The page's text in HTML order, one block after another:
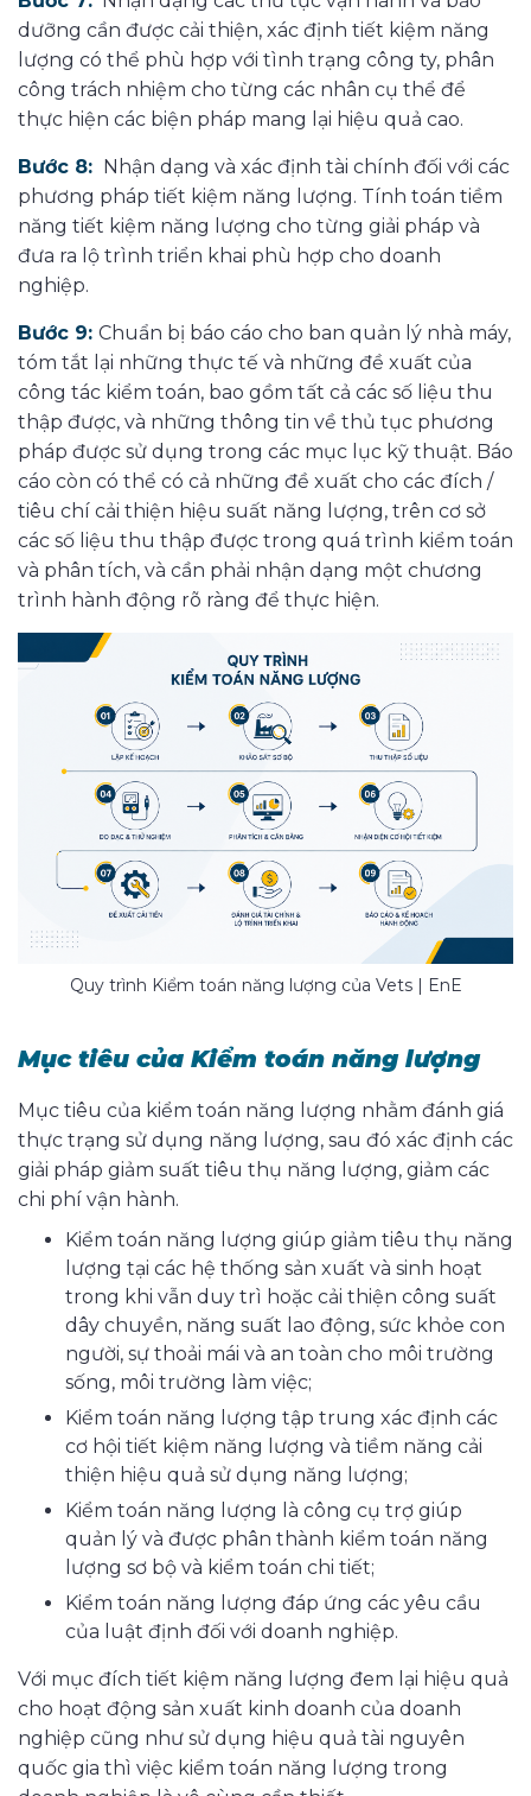
dưỡng cần được cải thiện, xác định tiết kiệm năng
lượng có thể phù hợp với tình trạng công ty, phân
công trách nhiệm cho từng các nhân cụ thể để
thực hiện các biện pháp mang lại hiệu quả cao.
Bước 8:
Nhận dạng và xác định tài chính đối với các
phương pháp tiết kiệm năng lượng. Tính toán tiềm
năng tiết kiệm năng lượng cho từng giải pháp và
đưa ra lộ trình triển khai phù hợp cho doanh
nghiệp.
Bước 9: Chuẩn bị báo cáo cho ban quản lý nhà máy,
tóm tắt lại những thực tế và những đề xuất của
công tác kiểm toán, bao gồm tất cả các số liệu thu
thập được, và những thông tin về thủ tục phương
pháp được sử dụng trong các mục lục kỹ thuật. Báo
cáo còn có thể có cả những đề xuất cho các đích /
tiêu chí cải thiện hiệu suất năng lượng, trên cơ sở
các số liệu thu thập được trong quá trình kiểm toán
và phân tích, và cần phải nhận dạng một chương
trình hành động rõ ràng để thực hiện.
Quy trình Kiểm toán năng lượng của Vets | EnE
Mục tiêu của Kiểm toán năng lượng
Mục tiêu của kiểm toán năng lượng nhằm đánh giá
thực trạng sử dụng năng lượng, sau đó xác định các
giải pháp giảm suất tiêu thụ năng lượng, giảm các
chi phí vận hành.
Kiểm toán năng lượng giúp giảm tiêu thụ năng
lượng tại các hệ thống sản xuất và sinh hoạt
trong khi vẫn duy trì hoặc cải thiện công suất
dây chuyền, năng suất lao động, sức khỏe con
người, sự thoải mái và an toàn cho môi trường
sống, môi trường làm việc;
Kiểm toán năng lượng tập trung xác định các
cơ hội tiết kiệm năng lượng và tiềm năng cải
thiện hiệu quả sử dụng năng lượng;
Kiểm toán năng lượng là công cụ trợ giúp
quản lý và được phân thành kiểm toán năng
lượng sơ bộ và kiểm toán chi tiết;
Kiểm toán năng lượng đáp ứng các yêu cầu
của luật định đối với doanh nghiệp.
Với mục đích tiết kiệm năng lượng đem lại hiệu quả
cho hoạt động sản xuất kinh doanh của doanh
nghiệp cũng như sử dụng hiệu quả tài nguyên
quốc gia thì việc kiểm toán năng lượng trong